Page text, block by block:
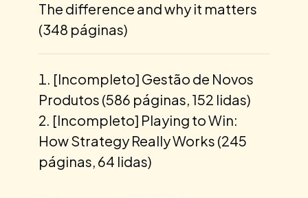
The difference and why it matters
(348 páginas)
[Incompleto] Gestão de Novos
Produtos (586 páginas, 152 lidas)
[Incompleto] Playing to Win:
How Strategy Really Works (245
páginas, 64 lidas)